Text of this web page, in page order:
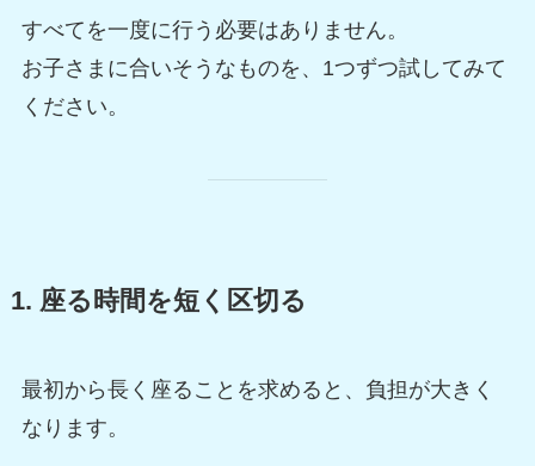
すべてを一度に行う必要はありません。
お子さまに合いそうなものを、1つずつ試してみて
ください。
1. 座る時間を短く区切る
最初から長く座ることを求めると、負担が大きく
なります。